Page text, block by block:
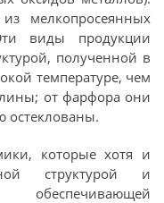
мелкопросеянных
виды продукции
полученной в
температуре, чем
от фарфора они
остеклованы.
которые хотя и
структурой и
обеспечивающей